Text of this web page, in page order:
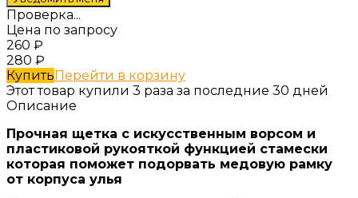
Проверка...
Цена по запросу
260 ₽
280 ₽
КупитьПерейти в корзину
Этот товар купили 3 раза за последние 30 дней
Описание
Прочная щетка с искусственным ворсом и
пластиковой рукояткой функцией стамески
которая поможет подорвать медовую рамку
от корпуса улья